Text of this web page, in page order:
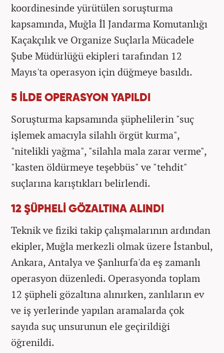
koordinesinde yürütülen soruşturma
kapsamında, Muğla İl Jandarma Komutanlığı
Kaçakçılık ve Organize Suçlarla Mücadele
Şube Müdürlüğü ekipleri tarafından 12
Mayıs'ta operasyon için düğmeye basıldı.
5 İLDE OPERASYON YAPILDI
Soruşturma kapsamında şüphelilerin "suç
işlemek amacıyla silahlı örgüt kurma",
"nitelikli yağma", "silahla mala zarar verme",
"kasten öldürmeye teşebbüs" ve "tehdit"
suçlarına karıştıkları belirlendi.
12 ŞÜPHELİ GÖZALTINA ALINDI
Teknik ve fiziki takip çalışmalarının ardından
ekipler, Muğla merkezli olmak üzere İstanbul,
Ankara, Antalya ve Şanlıurfa'da eş zamanlı
operasyon düzenledi. Operasyonda toplam
12 şüpheli gözaltına alınırken, zanlıların ev
ve iş yerlerinde yapılan aramalarda çok
sayıda suç unsurunun ele geçirildiği
öğrenildi.